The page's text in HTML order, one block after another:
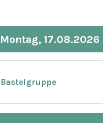
Montag, 17.08.2026
Bastelgruppe